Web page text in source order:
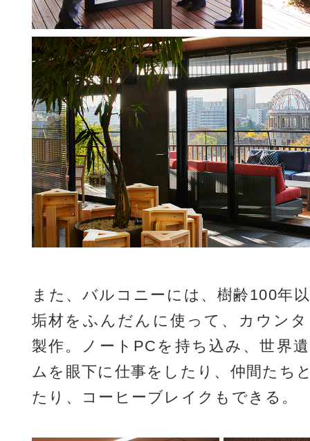
また、バルコニーには、樹齢100年
垢材をふんだんに使って、カウン
製作。ノートPCを持ち込み、世界
ムを眼下に仕事をしたり、仲間たち
たり、コーヒーブレイクもできる。